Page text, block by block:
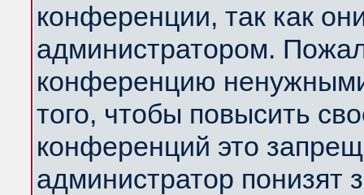
конференции, так как
администратором.
конференцию
того, чтобы повысить
конференций это
администратор понизят